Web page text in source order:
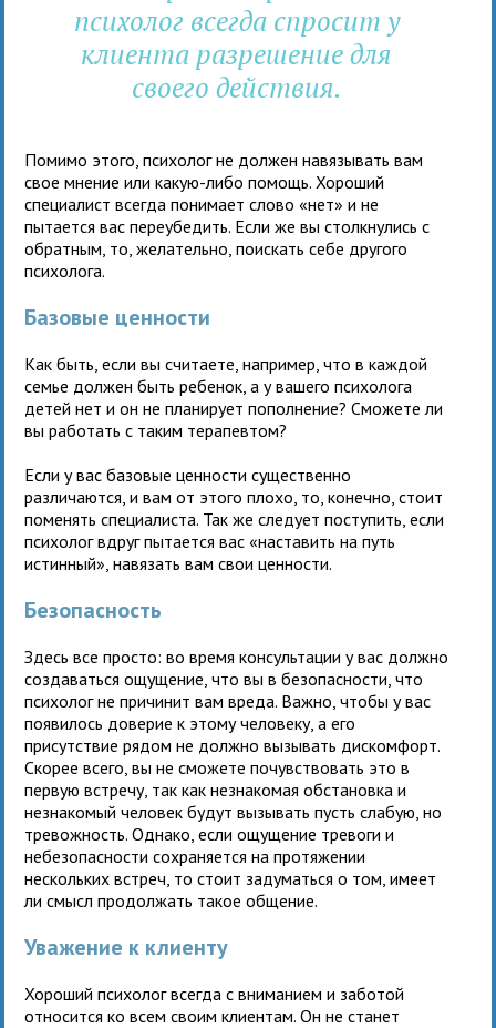
психолог всегда спросит у
клиента разрешение для
своего действия.
Помимо этого, психолог не должен навязывать вам
свое мнение или какую-либо помощь. Хороший
специалист всегда понимает слово «нет» и не
пытается вас переубедить. Если же вы столкнулись с
обратным, то, желательно, поискать себе другого
психолога.
Базовые ценности
Как быть, если вы считаете, например, что в каждой
семье должен быть ребенок, а у вашего психолога
детей нет и он не планирует пополнение? Сможете ли
вы работать с таким терапевтом?
Если у вас базовые ценности существенно
различаются, и вам от этого плохо, то, конечно, стоит
поменять специалиста. Так же следует поступить, если
психолог вдруг пытается вас «наставить на путь
истинный», навязать вам свои ценности.
Безопасность
Здесь все просто: во время консультации у вас должно
создаваться ощущение, что вы в безопасности, что
психолог не причинит вам вреда. Важно, чтобы у вас
появилось доверие к этому человеку, а его
присутствие рядом не должно вызывать дискомфорт.
Скорее всего, вы не сможете почувствовать это в
первую встречу, так как незнакомая обстановка и
незнакомый человек будут вызывать пусть слабую, но
тревожность. Однако, если ощущение тревоги и
небезопасности сохраняется на протяжении
нескольких встреч, то стоит задуматься о том, имеет
ли смысл продолжать такое общение.
Уважение к клиенту
Хороший психолог всегда с вниманием и заботой
относится ко всем своим клиентам. Он не станет